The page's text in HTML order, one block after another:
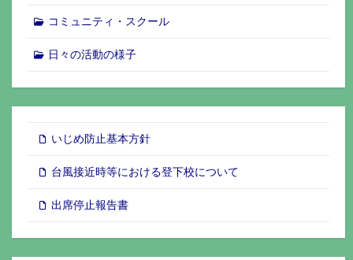
コミュニティ・スクール
日々の活動の様子
いじめ防止基本方針
台風接近時等における登下校について
出席停止報告書